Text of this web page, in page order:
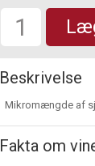
Beskrivelse
Mikromængde af
Fakta om